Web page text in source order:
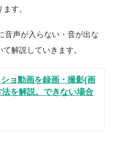
す。
音声が入らない・音が出な
解説していきます。
ョ動画を録画・撮影(画
を解説。できない場合